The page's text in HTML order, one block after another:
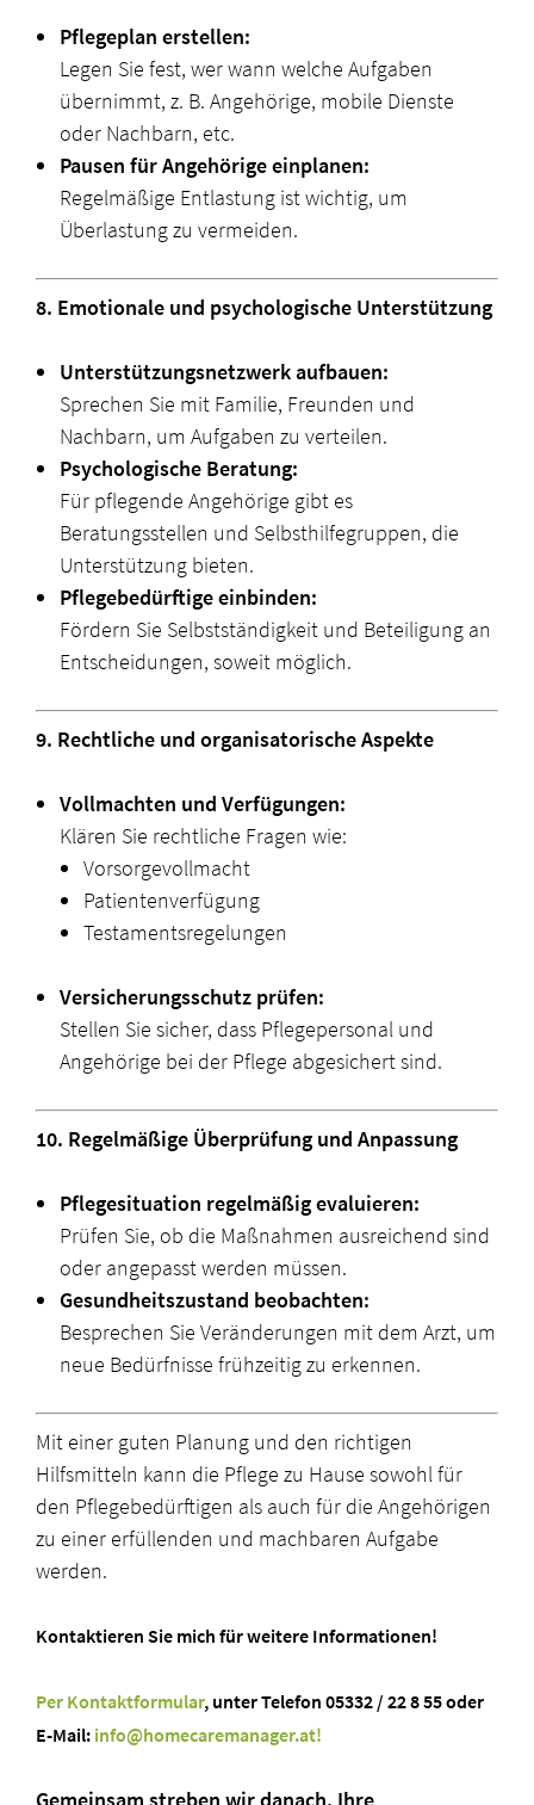
Pflegeplan erstellen:
Legen Sie fest, wer wann welche Aufgaben
übernimmt, z. B. Angehörige, mobile Dienste
oder Nachbarn, etc.
Pausen für Angehörige einplanen:
Regelmäßige Entlastung ist wichtig, um
Überlastung zu vermeiden.
8. Emotionale und psychologische Unterstützung
Unterstützungsnetzwerk aufbauen:
Sprechen Sie mit Familie, Freunden und
Nachbarn, um Aufgaben zu verteilen.
Psychologische Beratung:
Für pflegende Angehörige gibt es
Beratungsstellen und Selbsthilfegruppen, die
Unterstützung bieten.
Pflegebedürftige einbinden:
Fördern Sie Selbstständigkeit und Beteiligung an
Entscheidungen, soweit möglich.
9. Rechtliche und organisatorische Aspekte
Vollmachten und Verfügungen:
Klären Sie rechtliche Fragen wie:
Vorsorgevollmacht
Patientenverfügung
Testamentsregelungen
Versicherungsschutz prüfen:
Stellen Sie sicher, dass Pflegepersonal und
Angehörige bei der Pflege abgesichert sind.
10. Regelmäßige Überprüfung und Anpassung
Pflegesituation regelmäßig evaluieren:
Prüfen Sie, ob die Maßnahmen ausreichend sind
oder angepasst werden müssen.
Gesundheitszustand beobachten:
Besprechen Sie Veränderungen mit dem Arzt, um
neue Bedürfnisse frühzeitig zu erkennen.
Mit einer guten Planung und den richtigen
Hilfsmitteln kann die Pflege zu Hause sowohl für
den Pflegebedürftigen als auch für die Angehörigen
zu einer erfüllenden und machbaren Aufgabe
werden.
Kontaktieren Sie mich für weitere Informationen!
Per Kontaktformular, unter Telefon 05332 / 22 8 55 oder
E-Mail: info@homecaremanager.at!